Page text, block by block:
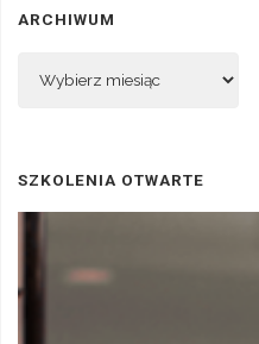
ARCHIWUM
SZKOLENIA OTWARTE